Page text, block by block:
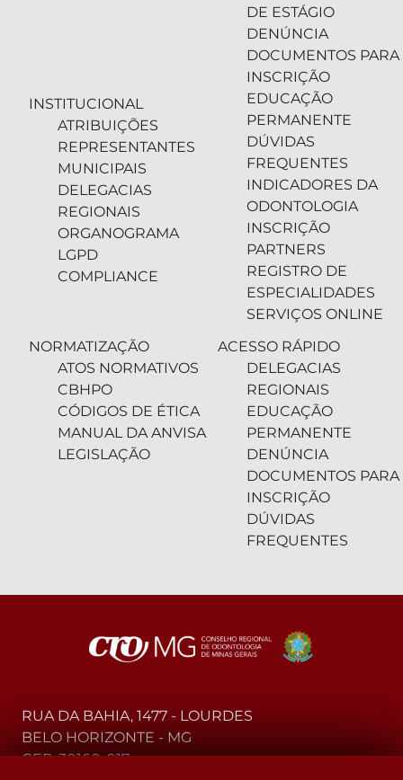
INSTITUCIONAL
ATRIBUIÇÕES
REPRESENTANTES
MUNICIPAIS
DELEGACIAS
REGIONAIS
ORGANOGRAMA
LGPD
COMPLIANCE
DE ESTÁGIO
DENÚNCIA
DOCUMENTOS PARA
INSCRIÇÃO
EDUCAÇÃO
PERMANENTE
DÚVIDAS
FREQUENTES
INDICADORES DA
ODONTOLOGIA
INSCRIÇÃO
PARTNERS
REGISTRO DE
ESPECIALIDADES
SERVIÇOS ONLINE
NORMATIZAÇÃO
ATOS NORMATIVOS
CBHPO
CÓDIGOS DE ÉTICA
MANUAL DA ANVISA
LEGISLAÇÃO
ACESSO RÁPIDO
DELEGACIAS
REGIONAIS
EDUCAÇÃO
PERMANENTE
DENÚNCIA
DOCUMENTOS PARA
INSCRIÇÃO
DÚVIDAS
FREQUENTES
RUA DA BAHIA, 1477 - LOURDES
BELO HORIZONTE - MG
CEP: 30160-017